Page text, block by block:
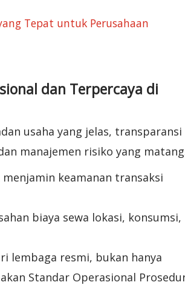
Tepat untuk Perusahaan
dan Terpercaya di
usaha yang jelas, transparansi
manajemen risiko yang
keamanan transaksi
biaya sewa lokasi, konsumsi,
resmi, bukan hanya
Standar Operasional